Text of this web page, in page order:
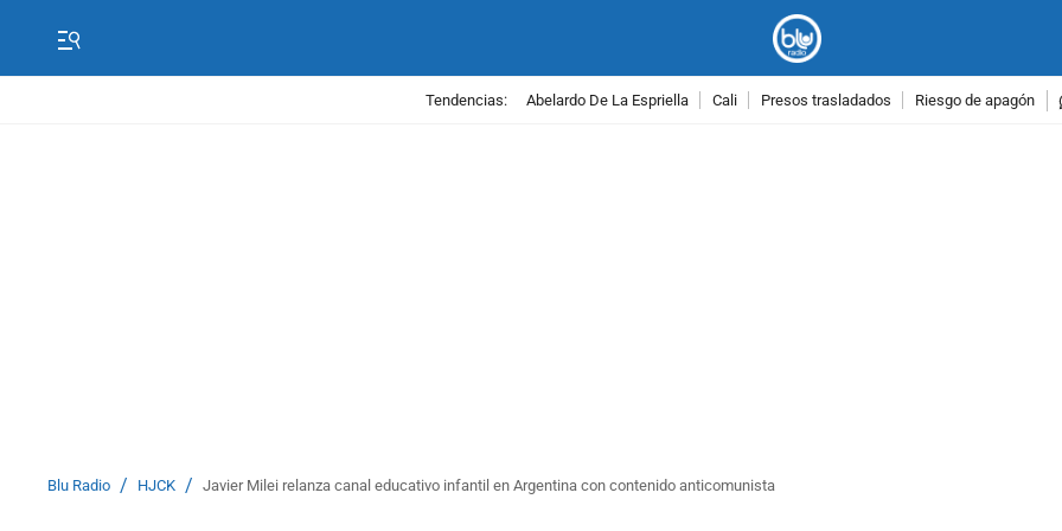
Tendencias: Abelardo De La Espriella Cali Presos trasladados Riesgo de apagón
Blu Radio / HJCK / Javier Milei relanza canal educativo infantil en Argentina con contenido anticomunista